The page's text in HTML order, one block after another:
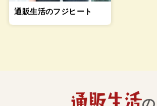
通販生活のフジヒート